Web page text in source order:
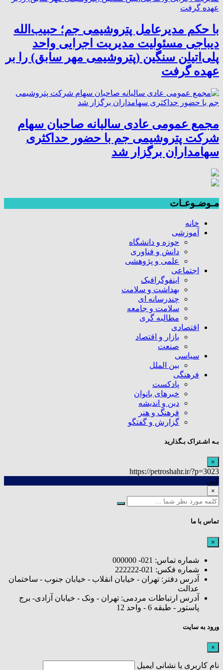
با حکم مدیرعامل پتروشیمی جم؛ حبیب‌الله
دیباجی مسئولیت مدیریت اجرایی واحد
پلی‌اتیلن سنگین (پتروشیمی مهر سابق) را بر
عهده گرفت
مجمع عمومی عادی سالیانه صاحبان سهام
شرکت پتروشیمی جم با حضور حداکثری
سهامداران برگزار شد
مـوضـوعـات
خانه
آموزشی
حوزه و دانشگاه
دانش و فناوری
علمی و پژوهشی
اجتماعی
اینفوگرافیک
بهداشت و سلامت
چندرسانه ای
سلامت و جامعه
مطالبه گری
اقتصادی
بازار و اقتصاد
صنعت
سیاسی
بین الملل
فرهنگی
پادکست
خبرهای بانوان
دین و اندیشه
فرهنگ و هنر
گزارش و گفتگو
بـه اشـتراک بـگذارید
×
https://petroshahr.ir/?p=3023
کپی
×
تماس با ما
×
شماره تماس: 021- 000000
شماره فکس: 021-222222
آدرس دفتر: تهران - خیابان انقلاب - خیابان جنوب - ساختمان
عدالت
آدرس ارتباطات مردمی: تهران - ونک - خیابان آزادی- برج
پاستور - طبقه 6 - واحد 12
ورود به سایت
×
نام کاربری یا نشانی ایمیل